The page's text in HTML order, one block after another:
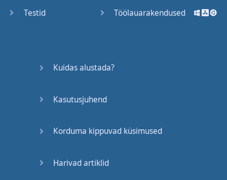
Testid Töölauarakendused
Kuidas alustada?
Kasutusjuhend
Korduma kippuvad küsimused
Harivad artiklid